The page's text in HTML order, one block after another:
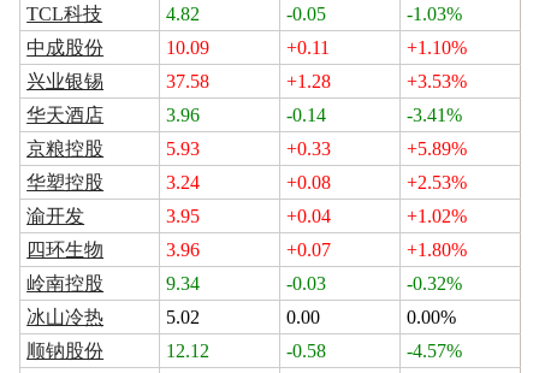
TCL科技
4.82 -0.05
-1.03%
中成股份
10.09 +0.11
+1.10%
兴业银锡
37.58 +1.28
+3.53%
华天酒店
3.96 -0.14
-3.41%
京粮控股
5.93 +0.33
+5.89%
华塑控股
3.24 +0.08
+2.53%
渝开发
3.95 +0.04
+1.02%
四环生物
3.96 +0.07
+1.80%
岭南控股
9.34 -0.03
-0.32%
冰山冷热
5.02 0.00
0.00%
顺钠股份
12.12 -0.58
-4.57%